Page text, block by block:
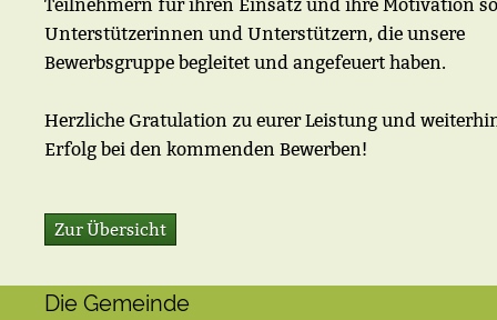
Teilnehmern für ihren Einsatz und ihre Motivation
Unterstützerinnen und Unterstützern, die unsere
Bewerbsgruppe begleitet und angefeuert haben.
Herzliche Gratulation zu eurer Leistung und
Erfolg bei den kommenden Bewerben!
Zur Übersicht
Die Gemeinde